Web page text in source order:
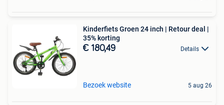
Kinderfiets Groen 24 inch | Retour deal |
35% korting
€ 180,49 Details
Bezoek website 5 aug 26